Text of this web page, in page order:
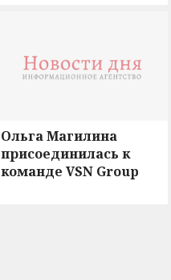
Ольга Магилина
присоединилась к
команде VSN Group